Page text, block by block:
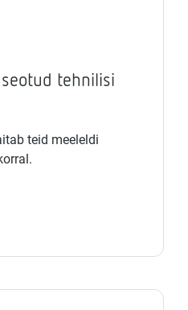
tehnilisi
teid meeleldi